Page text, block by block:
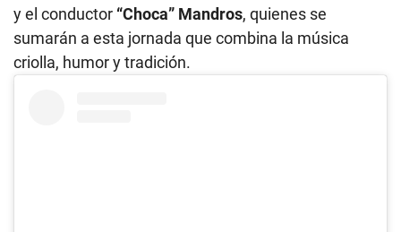
y el conductor “Choca” Mandros, quienes se
sumarán a esta jornada que combina la música
criolla, humor y tradición.